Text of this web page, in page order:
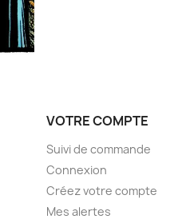
VOTRE COMPTE
Suivi de commande
Connexion
Créez votre compte
Mes alertes